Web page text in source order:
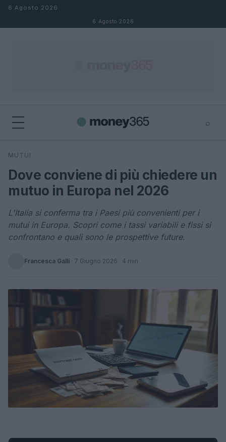
Salta al contenuto
6 Agosto 2026
6 Agosto 2026
⌕
Cerca
MUTUI
Dove conviene di più chiedere un
mutuo in Europa nel 2026
L'Italia si conferma tra i Paesi più convenienti per i
mutui in Europa. Scopri come i tassi variabili e fissi si
confrontano e quali sono le prospettive future.
Francesca Galli · 7 Giugno 2026 · 4 min